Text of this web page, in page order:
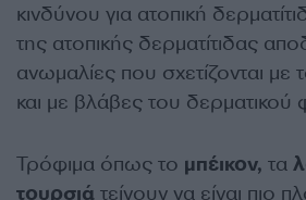
κινδύνου για ατοπική
της ατοπικής δερματίτιδας
ανωμαλίες που σχετίζονται με
και με βλάβες του
Τρόφιμα όπως το μπέικον, τα
τουρσιά τείνουν να είναι πιο